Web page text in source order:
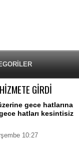
GİRDİ
gece hatlarına
hatları kesintisiz
10:27